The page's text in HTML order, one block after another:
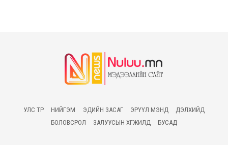
УЛС ТӨР НИЙГЭМ ЭДИЙН ЗАСАГ ЭРҮҮЛ МЭНД
ДЭЛХИЙД
БОЛОВСРОЛ
ЗАЛУУСЫН ХӨГЖИЛД БУСАД